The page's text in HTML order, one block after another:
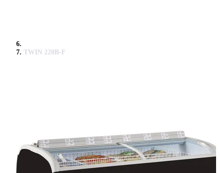
TWIN 220B-F